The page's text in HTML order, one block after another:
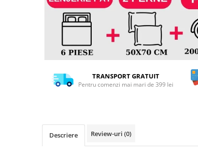
TRANSPORT GRATUIT
Pentru comenzi mai mari de 399 lei
Descriere Review-uri (0)